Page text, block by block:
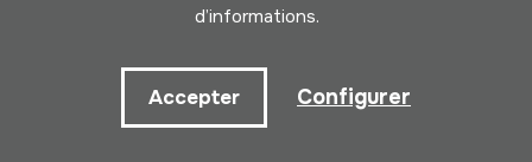
Développé par Lotura
d’informations.
Accepter Configurer